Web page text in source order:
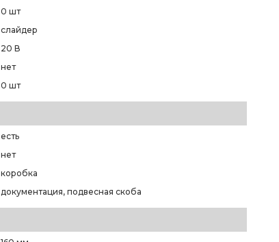
0 шт
слайдер
20 В
нет
0 шт
есть
нет
коробка
документация, подвесная скоба